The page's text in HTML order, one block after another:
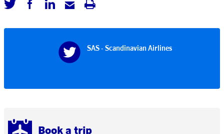
Book a trip
SAS - Scandinavian Airlines